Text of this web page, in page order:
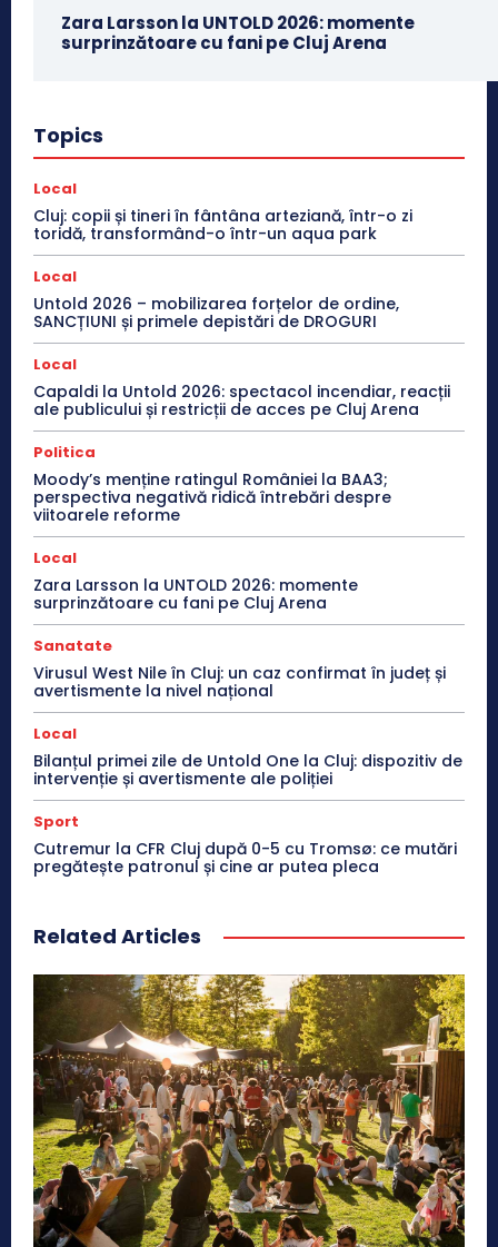
Zara Larsson la UNTOLD 2026: momente
surprinzătoare cu fani pe Cluj Arena
Topics
Local
Cluj: copii și tineri în fântâna arteziană, într-o zi
toridă, transformând-o într-un aqua park
Local
Untold 2026 – mobilizarea forțelor de ordine,
SANCȚIUNI și primele depistări de DROGURI
Local
Capaldi la Untold 2026: spectacol incendiar, reacții
ale publicului și restricții de acces pe Cluj Arena
Politica
Moody’s menține ratingul României la BAA3;
perspectiva negativă ridică întrebări despre
viitoarele reforme
Local
Zara Larsson la UNTOLD 2026: momente
surprinzătoare cu fani pe Cluj Arena
Sanatate
Virusul West Nile în Cluj: un caz confirmat în județ și
avertismente la nivel național
Local
Bilanțul primei zile de Untold One la Cluj: dispozitiv de
intervenție și avertismente ale poliției
Sport
Cutremur la CFR Cluj după 0-5 cu Tromsø: ce mutări
pregătește patronul și cine ar putea pleca
Related Articles